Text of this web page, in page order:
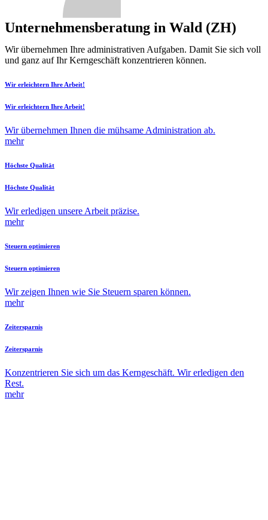
Unternehmensberatung in Wald (ZH)
Wir übernehmen Ihre administrativen Aufgaben. Damit Sie sich voll
und ganz auf Ihr Kerngeschäft konzentrieren können.
Wir erleichtern Ihre Arbeit!
Wir erleichtern Ihre Arbeit!
Wir übernehmen Ihnen die mühsame Administration ab.
mehr
Höchste Qualität
Höchste Qualität
Wir erledigen unsere Arbeit präzise.
mehr
Steuern optimieren
Steuern optimieren
Wir zeigen Ihnen wie Sie Steuern sparen können.
mehr
Zeitersparnis
Zeitersparnis
Konzentrieren Sie sich um das Kerngeschäft. Wir erledigen den
Rest.
mehr